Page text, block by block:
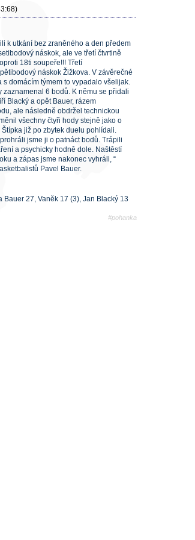
k utkání bez zraněného a den předem
náskok, ale ve třetí čtvrtině
18ti soupeře!!! Třetí
náskok Žižkova. V závěrečné
domácím týmem to vypadalo všelijak.
zaznamenal 6 bodů. K němu se přidali
Blacký a opět Bauer, rázem
ale následně obdržel technickou
všechny čtyři hody stejně jako o
již po zbytek duelu pohlídali.
jsme ji o patnáct bodů. Trápili
a psychicky hodně dole. Naštěstí
a zápas jsme nakonec vyhráli, “
Pavel Bauer.
27, Vaněk 17 (3), Jan Blacký 13
#pohanka